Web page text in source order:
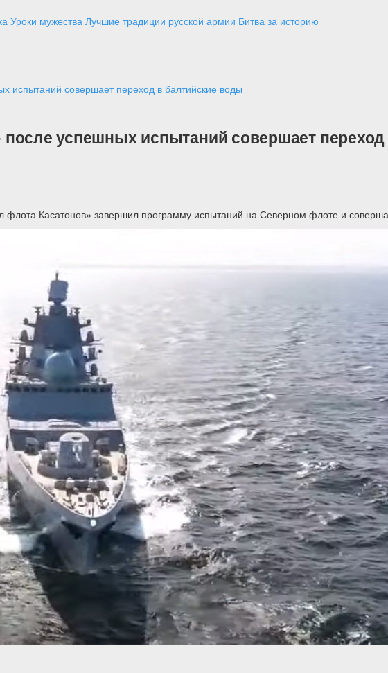
Уроки мужества Лучшие традиции русской армии Битва за историю
испытаний совершает переход в балтийские воды
успешных испытаний совершает
Касатонов» завершил программу испытаний на Северном флоте и